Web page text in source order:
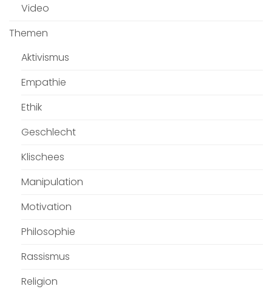
Video
Themen
Aktivismus
Empathie
Ethik
Geschlecht
Klischees
Manipulation
Motivation
Philosophie
Rassismus
Religion